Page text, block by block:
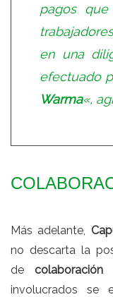
pagos
en una
efectuado
Warma«,
Más adelante,
no descarta la
de colaboración
involucrados se